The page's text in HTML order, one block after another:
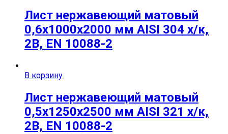
Лист нержавеющий матовый
0,6х1000х2000 мм AISI 304 х/к,
2B, EN 10088-2
В корзину
Лист нержавеющий матовый
0,5х1250х2500 мм AISI 321 х/к,
2B, EN 10088-2